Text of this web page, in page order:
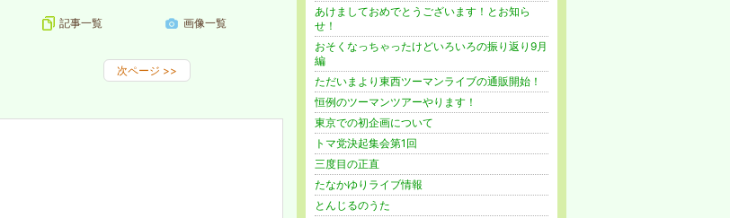
記事一覧 画像一覧
次ページ >>
あけましておめでとうございます！とお知ら
せ！
おそくなっちゃったけどいろいろの振り返り9月
編
ただいまより東西ツーマンライブの通販開始！
恒例のツーマンツアーやります！
東京での初企画について
トマ党決起集会第1回
三度目の正直
たなかゆりライブ情報
とんじるのうた